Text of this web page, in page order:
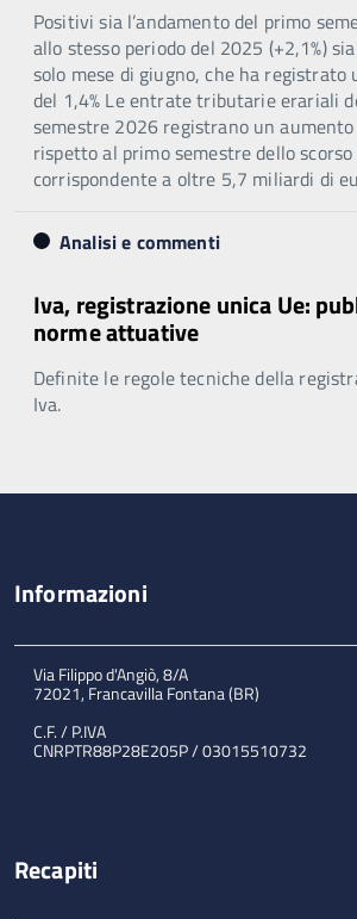
Positivi sia l’andamento del primo
allo stesso periodo del 2025 (+2,1%)
solo mese di giugno, che ha registrato
del 1,4% Le entrate tributarie erariali
semestre 2026 registrano un aumento
rispetto al primo semestre dello scorso
corrispondente a oltre 5,7 miliardi di
Analisi e commenti
Iva, registrazione unica Ue:
norme attuative
Definite le regole tecniche della
Iva.
Informazioni
Via Filippo d'Angiò, 8/A
72021, Francavilla Fontana (BR)
C.F. / P.IVA
CNRPTR88P28E205P / 03015510732
Recapiti